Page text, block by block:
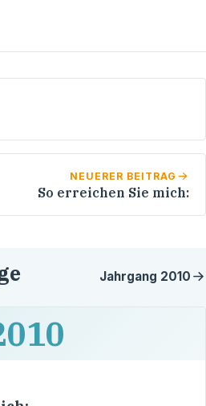
NEUERER BEITRAG
So erreichen Sie mich:
Jahrgang 2010